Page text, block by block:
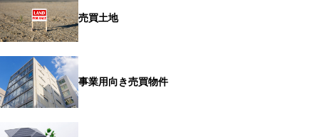
売買土地
事業用向き売買物件